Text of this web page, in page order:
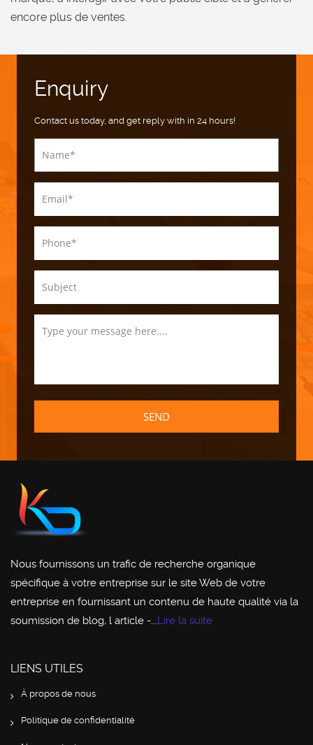
encore plus de ventes.
Enquiry
Contact us today, and get reply with in 24 hours!
SEND
Nous fournissons un trafic de recherche organique
spécifique à votre entreprise sur le site Web de votre
entreprise en fournissant un contenu de haute qualité via la
soumission de blog, l article -...Lire la suite
LIENS UTILES
À propos de nous
Politique de confidentialité